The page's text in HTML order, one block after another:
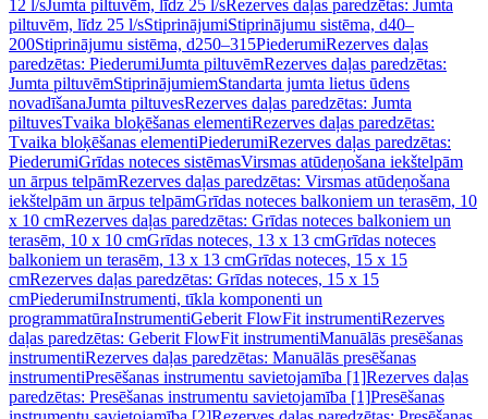
12 l/sJumta piltuvēm, līdz 25 l/sRezerves daļas paredzētas: Jumta
piltuvēm, līdz 25 l/sStiprinājumiStiprinājumu sistēma, d40–
200Stiprinājumu sistēma, d250–315PiederumiRezerves daļas
paredzētas: PiederumiJumta piltuvēmRezerves daļas paredzētas:
Jumta piltuvēmStiprinājumiemStandarta jumta lietus ūdens
novadīšanaJumta piltuvesRezerves daļas paredzētas: Jumta
piltuvesTvaika bloķēšanas elementiRezerves daļas paredzētas:
Tvaika bloķēšanas elementiPiederumiRezerves daļas paredzētas:
PiederumiGrīdas noteces sistēmasVirsmas atūdeņošana iekštelpām
un ārpus telpāmRezerves daļas paredzētas: Virsmas atūdeņošana
iekštelpām un ārpus telpāmGrīdas noteces balkoniem un terasēm, 10
x 10 cmRezerves daļas paredzētas: Grīdas noteces balkoniem un
terasēm, 10 x 10 cmGrīdas noteces, 13 x 13 cmGrīdas noteces
balkoniem un terasēm, 13 x 13 cmGrīdas noteces, 15 x 15
cmRezerves daļas paredzētas: Grīdas noteces, 15 x 15
cmPiederumiInstrumenti, tīkla komponenti un
programmatūraInstrumentiGeberit FlowFit instrumentiRezerves
daļas paredzētas: Geberit FlowFit instrumentiManuālās presēšanas
instrumentiRezerves daļas paredzētas: Manuālās presēšanas
instrumentiPresēšanas instrumentu savietojamība [1]Rezerves daļas
paredzētas: Presēšanas instrumentu savietojamība [1]Presēšanas